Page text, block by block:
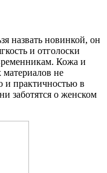
назвать новинкой, он
и отголоски
Кожа и
не
и практичностью в
заботятся о женском